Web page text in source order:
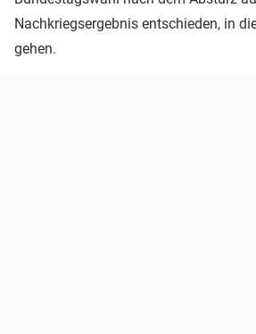
Nachkriegsergebnis entschieden, in
gehen.